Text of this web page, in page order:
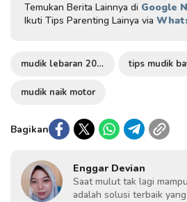
Temukan Berita Lainnya di Google
Ikuti Tips Parenting Lainya via
mudik lebaran 2024
mudik naik motor
Bagikan
Enggar Devian
Saat mulut tak lagi
adalah solusi terbaik yang